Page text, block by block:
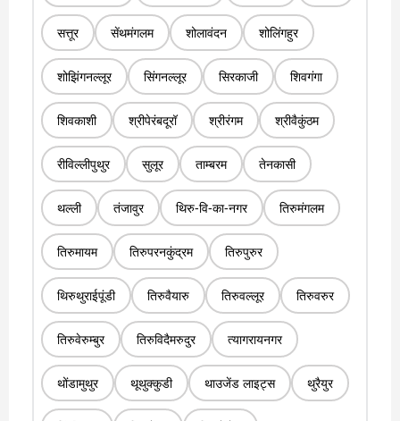
सत्तूर सेंथमंगलम शोलावंदन शोलिंगहुर
शोझिंगनल्लूर सिंगनल्लूर सिरकाजी शिवगंगा
शिवकाशी श्रीपेरंबदूरॉ श्रीरंगम श्रीवैकुंठम
रीविल्लीपुथुर सुलूर ताम्बरम तेनकासी
थल्ली तंजावुर थिरु-वि-का-नगर तिरुमंगलम
तिरुमायम तिरुपरनकुंद्रम तिरुपुरुर
थिरुथुराईपूंडी तिरुवैयारु तिरुवल्लूर तिरुवरुर
तिरुवेरुम्बुर तिरुविदैमरुदुर त्यागरायनगर
थोंडामुथुर थूथुक्कुडी थाउजेंड लाइट्स थुरैयुर